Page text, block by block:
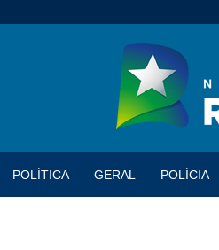
POLÍTICA GERAL POLÍCIA